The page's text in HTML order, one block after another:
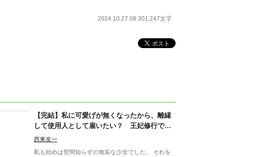
2024.10.27 08:301,247文字
【完結】私に可愛げが無くなったから、離縁
して使用人として雇いたい？ 王妃修行で自
立した私は離縁だけさせてもらいます。
西東友一
私も始めは世間知らずの無垢な少女でした。 それを